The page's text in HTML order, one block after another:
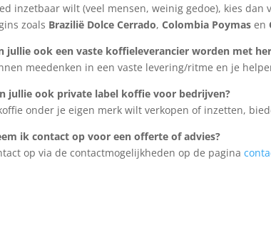
inzetbaar wilt (veel mensen, weinig gedoe), kies dan
zoals Brazilië Dolce Cerrado,Colombia Poymas en
jullie ook een vaste koffieleverancier worden met
meedenken in een vaste levering/ritme en je
jullie ook private label koffie voor bedrijven?
onder je eigen merk wilt verkopen of inzetten,
ik contact op voor een offerte of advies?
op via de contactmogelijkheden op de pagina